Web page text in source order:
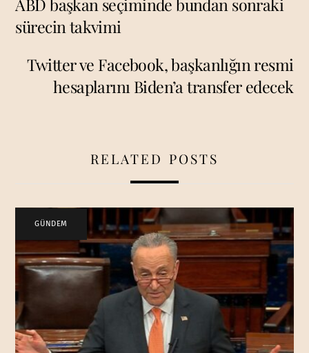
ABD başkan seçiminde bundan sonraki
sürecin takvimi
Twitter ve Facebook, başkanlığın resmi
hesaplarını Biden’a transfer edecek
RELATED POSTS
GÜNDEM